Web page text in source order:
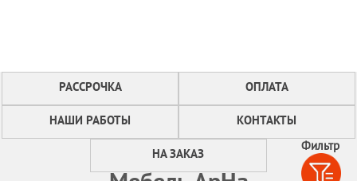
Фильтр
РАССРОЧКА ОПЛАТА
НАШИ РАБОТЫ КОНТАКТЫ
НА ЗАКАЗ